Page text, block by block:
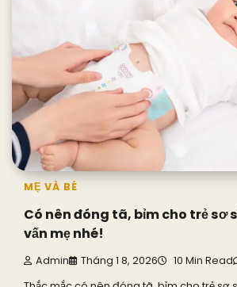
MẸ VÀ BÉ
Có nên đóng tã, bỉm cho trẻ sơ
vấn mẹ nhé!
Admin Tháng 1 8, 2026 10 Min Read